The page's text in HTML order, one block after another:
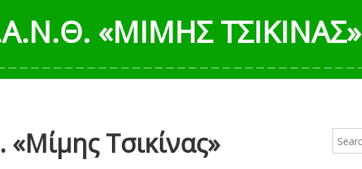
«ΜΊΜΗΣ ΤΣΙΚΊΝΑΣ»
Τσικίνας»